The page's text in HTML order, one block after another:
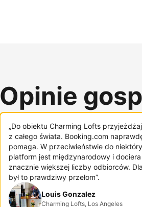
Opinie
„Do obiektu Charming Lofts
z całego świata. Booking.com
pomaga. W przeciwieństwie do
platform jest międzynarodowy i
znacznie większej liczby odbiorców.
był to prawdziwy przełom”.
Louis Gonzalez
Charming Lofts, Los Angeles